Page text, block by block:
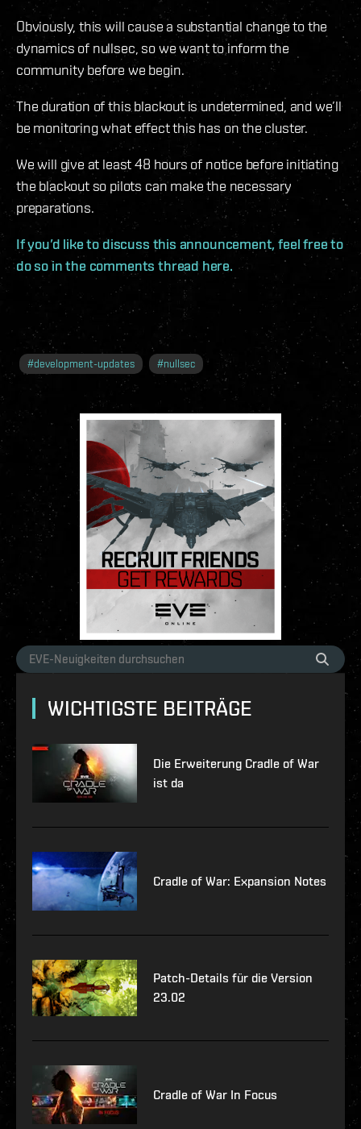
Obviously, this will cause a substantial change to the
dynamics of nullsec, so we want to inform the
community before we begin.
The duration of this blackout is undetermined, and we’ll
be monitoring what effect this has on the cluster.
We will give at least 48 hours of notice before initiating
the blackout so pilots can make the necessary
preparations.
If you’d like to discuss this announcement, feel free to
do so in the comments thread here.
#development-updates #nullsec
WICHTIGSTE BEITRÄGE
Die Erweiterung Cradle of War
ist da
Cradle of War: Expansion Notes
Patch-Details für die Version
23.02
Cradle of War In Focus